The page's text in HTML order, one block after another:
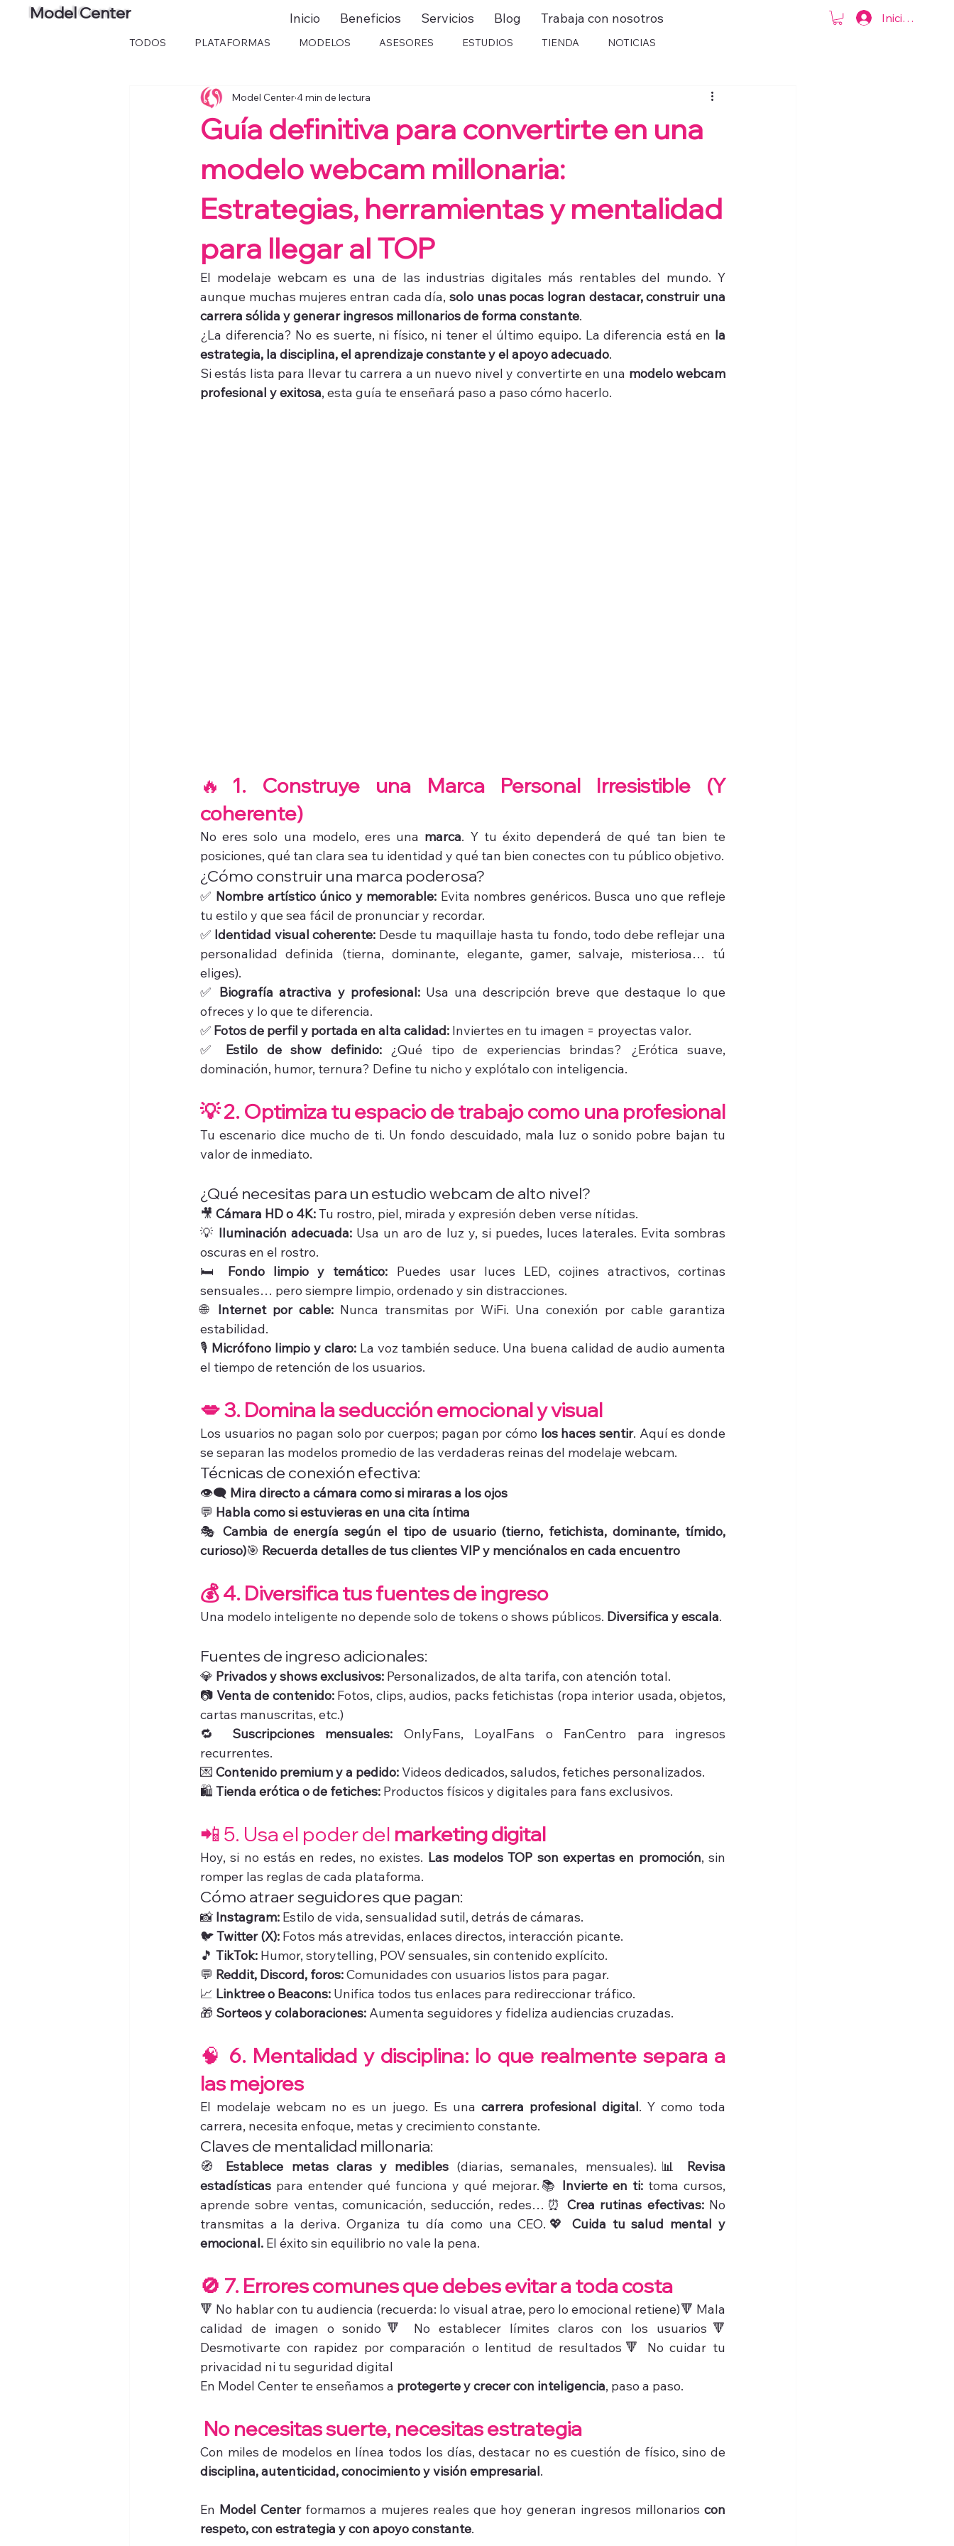
Iniciar sesión
Inicio Beneficios Servicios Blog Trabaja con nosotros
Model Center
TODOS PLATAFORMAS MODELOS ASESORES ESTUDIOS TIENDA NOTICIAS
Guía definitiva para convertirte en una
modelo webcam millonaria:
Estrategias, herramientas y mentalidad
para llegar al TOP
Model Center4 min de lectura
El modelaje webcam es una de las industrias digitales más rentables del mundo. Y
aunque muchas mujeres entran cada día, solo unas pocas logran destacar, construir una
carrera sólida y generar ingresos millonarios de forma constante.
¿La diferencia? No es suerte, ni físico, ni tener el último equipo. La diferencia está en la
estrategia, la disciplina, el aprendizaje constante y el apoyo adecuado.
Si estás lista para llevar tu carrera a un nuevo nivel y convertirte en una modelo webcam
profesional y exitosa, esta guía te enseñará paso a paso cómo hacerlo.
🔥 1. Construye una Marca Personal Irresistible (Y
coherente)
No eres solo una modelo, eres una marca. Y tu éxito dependerá de qué tan bien te
posiciones, qué tan clara sea tu identidad y qué tan bien conectes con tu público objetivo.
¿Cómo construir una marca poderosa?
✅ Nombre artístico único y memorable: Evita nombres genéricos. Busca uno que refleje
tu estilo y que sea fácil de pronunciar y recordar.
✅ Identidad visual coherente: Desde tu maquillaje hasta tu fondo, todo debe reflejar una
personalidad definida (tierna, dominante, elegante, gamer, salvaje, misteriosa… tú
eliges).
✅ Biografía atractiva y profesional: Usa una descripción breve que destaque lo que
ofreces y lo que te diferencia.
✅ Fotos de perfil y portada en alta calidad: Inviertes en tu imagen = proyectas valor.
✅ Estilo de show definido: ¿Qué tipo de experiencias brindas? ¿Erótica suave,
dominación, humor, ternura? Define tu nicho y explótalo con inteligencia.
💡 2. Optimiza tu espacio de trabajo como una profesional
Tu escenario dice mucho de ti. Un fondo descuidado, mala luz o sonido pobre bajan tu
valor de inmediato.
¿Qué necesitas para un estudio webcam de alto nivel?
🎥 Cámara HD o 4K: Tu rostro, piel, mirada y expresión deben verse nítidas.
💡 Iluminación adecuada: Usa un aro de luz y, si puedes, luces laterales. Evita sombras
oscuras en el rostro.
🛏️ Fondo limpio y temático: Puedes usar luces LED, cojines atractivos, cortinas
sensuales… pero siempre limpio, ordenado y sin distracciones.
🌐 Internet por cable: Nunca transmitas por WiFi. Una conexión por cable garantiza
estabilidad.
🎙️ Micrófono limpio y claro: La voz también seduce. Una buena calidad de audio aumenta
el tiempo de retención de los usuarios.
💋 3. Domina la seducción emocional y visual
Los usuarios no pagan solo por cuerpos; pagan por cómo los haces sentir. Aquí es donde
se separan las modelos promedio de las verdaderas reinas del modelaje webcam.
Técnicas de conexión efectiva:
👁️‍🗨️ Mira directo a cámara como si miraras a los ojos
💬 Habla como si estuvieras en una cita íntima
🎭 Cambia de energía según el tipo de usuario (tierno, fetichista, dominante, tímido,
curioso)🎯 Recuerda detalles de tus clientes VIP y menciónalos en cada encuentro
💰 4. Diversifica tus fuentes de ingreso
Una modelo inteligente no depende solo de tokens o shows públicos. Diversifica y escala.
Fuentes de ingreso adicionales:
💎 Privados y shows exclusivos: Personalizados, de alta tarifa, con atención total.
📷 Venta de contenido: Fotos, clips, audios, packs fetichistas (ropa interior usada, objetos,
cartas manuscritas, etc.)
🔁 Suscripciones mensuales: OnlyFans, LoyalFans o FanCentro para ingresos
recurrentes.
💌 Contenido premium y a pedido: Videos dedicados, saludos, fetiches personalizados.
🛍️ Tienda erótica o de fetiches: Productos físicos y digitales para fans exclusivos.
📲 5. Usa el poder del marketing digital
Hoy, si no estás en redes, no existes. Las modelos TOP son expertas en promoción, sin
romper las reglas de cada plataforma.
Cómo atraer seguidores que pagan:
📸 Instagram: Estilo de vida, sensualidad sutil, detrás de cámaras.
🐦 Twitter (X): Fotos más atrevidas, enlaces directos, interacción picante.
🎵 TikTok: Humor, storytelling, POV sensuales, sin contenido explícito.
💬 Reddit, Discord, foros: Comunidades con usuarios listos para pagar.
📈 Linktree o Beacons: Unifica todos tus enlaces para redireccionar tráfico.
🎁 Sorteos y colaboraciones: Aumenta seguidores y fideliza audiencias cruzadas.
🧠 6. Mentalidad y disciplina: lo que realmente separa a
las mejores
El modelaje webcam no es un juego. Es una carrera profesional digital. Y como toda
carrera, necesita enfoque, metas y crecimiento constante.
Claves de mentalidad millonaria:
🧭 Establece metas claras y medibles (diarias, semanales, mensuales).📊 Revisa
estadísticas para entender qué funciona y qué mejorar.📚 Invierte en ti: toma cursos,
aprende sobre ventas, comunicación, seducción, redes…⏰ Crea rutinas efectivas: No
transmitas a la deriva. Organiza tu día como una CEO.💖 Cuida tu salud mental y
emocional. El éxito sin equilibrio no vale la pena.
🚫 7. Errores comunes que debes evitar a toda costa
🔻 No hablar con tu audiencia (recuerda: lo visual atrae, pero lo emocional retiene)🔻 Mala
calidad de imagen o sonido🔻 No establecer límites claros con los usuarios🔻
Desmotivarte con rapidez por comparación o lentitud de resultados🔻 No cuidar tu
privacidad ni tu seguridad digital
En Model Center te enseñamos a protegerte y crecer con inteligencia, paso a paso.
No necesitas suerte, necesitas estrategia
disciplina, autenticidad, conocimiento y visión empresarial.
En Model Center formamos a mujeres reales que hoy generan ingresos millonarios con
respeto, con estrategia y con apoyo constante.